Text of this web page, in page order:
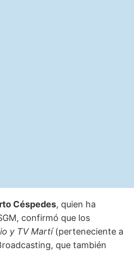
Céspedes, quien ha
confirmó que los
y TV Martí(perteneciente a
que también